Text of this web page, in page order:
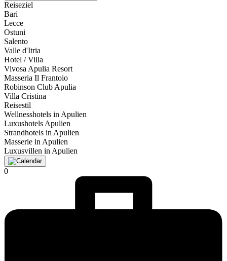
Reiseziel
Bari
Lecce
Ostuni
Salento
Valle d'Itria
Hotel / Villa
Vivosa Apulia Resort
Masseria Il Frantoio
Robinson Club Apulia
Villa Cristina
Reisestil
Wellnesshotels in Apulien
Luxushotels Apulien
Strandhotels in Apulien
Masserie in Apulien
Luxusvillen in Apulien
0